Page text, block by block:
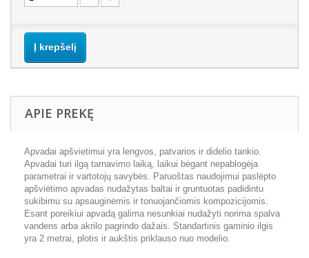
Į krepšelį
APIE PREKĘ
Apvadai apšvietimui yra lengvos, patvarios ir didelio tankio.
Apvadai turi ilgą tarnavimo laiką, laikui bėgant nepablogėja
parametrai ir vartotojų savybės. Paruoštas naudojimui paslėpto
apšviėtimo apvadas nudažytas baltai ir gruntuotas padidintu
sukibimu su apsauginėmis ir tonuojančiomis kompozicijomis.
Esant poreikiui apvadą galima nesunkiai nudažyti norima spalva
vandens arba akrilo pagrindo dažais. Standartinis gaminio ilgis
yra 2 metrai, plotis ir aukštis priklauso nuo modelio.